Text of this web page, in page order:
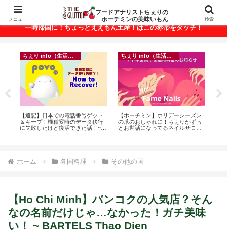
ベトナム・ホーチミンの美味いもんが満載！
一時帰国に！ちょっとええもん土産！はこの赤帯をタッチ！
ちぇり info（生活情報）
【追記】日本での電話番号ゲット
＆キープ！機種変時のデータ移行
に失敗したけど復活できた話！~
ちぇり info（生活情報）
【ホーチミン】ホリデーシーズン
の爪のおしゃれに！ちぇりがずっ
とお世話になってるネイルサロン
ホーム 各国料理 その他の国
【Ho Chi Minh】バンコクの人気店？そん
なの名前だけじゃ…なかった！ガチ美味
い！ ~ BARTELS Thao Dien
メニュー
フードアナリストちぇりの
ホーチミンの美味いもん
検索